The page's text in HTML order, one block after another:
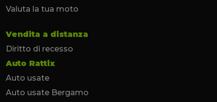
Valuta la tua moto
Vendita a distanza
Diritto di recesso
Auto Rattix
Auto usate
Auto usate Bergamo